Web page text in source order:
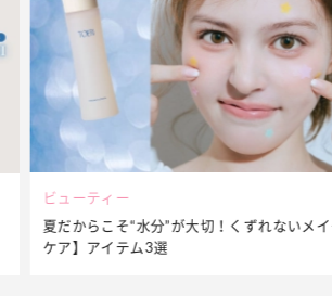
ビューティー
夏だからこそ“水分”が大切！くずれないメ
ケア】アイテム3選